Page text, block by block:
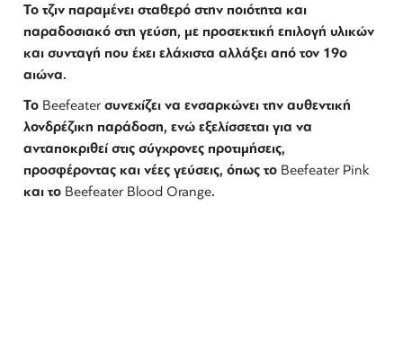
Το τζιν παραμένει σταθερό στην ποιότητα και
παραδοσιακό στη γεύση, με προσεκτική επιλογή υλικών
και συνταγή που έχει ελάχιστα αλλάξει από τον 19ο
αιώνα.
Το Beefeaterσυνεχίζει να ενσαρκώνει την αυθεντική
λονδρέζικη παράδοση, ενώ εξελίσσεται για να
ανταποκριθεί στις σύγχρονες προτιμήσεις,
προσφέροντας και νέες γεύσεις, όπως το Beefeater Pink
και το Beefeater Blood Orange.